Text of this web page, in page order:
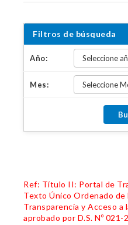
Filtros de búsqueda
Año:
Mes:
Ref: Título II: Portal de
Texto Único Ordenado de
Transparencia y Acceso a
aprobado por D.S. Nº 021-